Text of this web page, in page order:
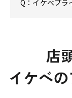
Q：イケベプラ